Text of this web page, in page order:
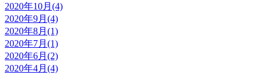
2020年10月(4)
2020年9月(4)
2020年8月(1)
2020年7月(1)
2020年6月(2)
2020年4月(4)